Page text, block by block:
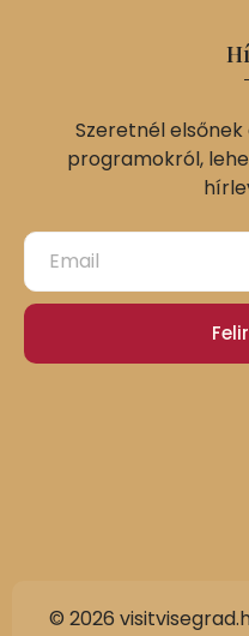
Szeretnél
programokról,
© 2026